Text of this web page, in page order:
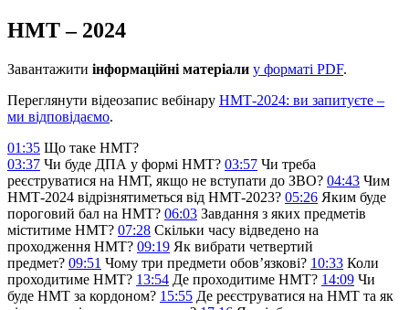
НМТ – 2024
Завантажити інформаційні матеріали у форматі PDF.
Переглянути відеозапис вебінару НМТ-2024: ви запитуєте –
ми відповідаємо.
01:35 Що таке НМТ?
03:37 Чи буде ДПА у формі НМТ? 03:57 Чи треба
реєструватися на НМТ, якщо не вступати до ЗВО? 04:43 Чим
НМТ-2024 відрізнятиметься від НМТ-2023? 05:26 Яким буде
пороговий бал на НМТ? 06:03 Завдання з яких предметів
міститиме НМТ? 07:28 Скільки часу відведено на
проходження НМТ? 09:19 Як вибрати четвертий
предмет? 09:51 Чому три предмети обов’язкові? 10:33 Коли
проходитиме НМТ? 13:54 Де проходитиме НМТ? 14:09 Чи
буде НМТ за кордоном? 15:55 Де реєструватися на НМТ та як